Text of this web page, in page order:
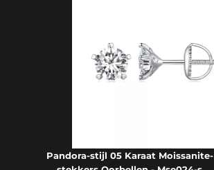
Pandora-stijl 05 Karaat Moissanite-